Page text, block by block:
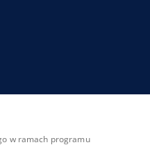
w ramach programu